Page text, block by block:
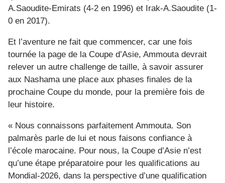
A.Saoudite-Emirats (4-2 en 1996) et Irak-A.Saoudite (1-
0 en 2017).
Et l’aventure ne fait que commencer, car une fois
tournée la page de la Coupe d’Asie, Ammouta devrait
relever un autre challenge de taille, à savoir assurer
aux Nashama une place aux phases finales de la
prochaine Coupe du monde, pour la première fois de
leur histoire.
« Nous connaissons parfaitement Ammouta. Son
palmarès parle de lui et nous faisons confiance à
l’école marocaine. Pour nous, la Coupe d’Asie n’est
qu’une étape préparatoire pour les qualifications au
Mondial-2026, dans la perspective d’une qualification